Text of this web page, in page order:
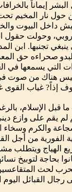
البشر إيماناً
نار المخيم تحت
داخل البيوت
وحولت حقول
ينبغي تجنبها.
صحراءه حق
التي يسمعها في
هناك من صوت في
إذاً? غياب
قبل الإسلام،
يقم على وازع
والكرم وسخاء
الفورية من أجل
ويتطلب
بحاجة لتوبيخ
لحث
رجال القبائل